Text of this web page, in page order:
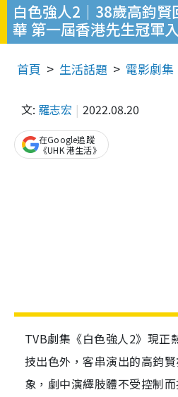
白色強人2｜38歲高鈞
華 第一屆香港先生冠軍
首頁 生活話題 電影劇集
文: 羅志宏 2022.08.20
在Google追蹤
《UHK 港生活》
TVB劇集《白色強人2》現正
技出色外，客串演出的高鈞
象，劇中演繹肢體不受控制